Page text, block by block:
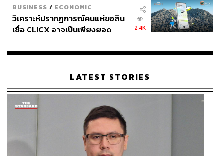
BUSINESS / ECONOMIC
วิเคราะห์ปรากฏการณ์คนแห่ขอสิน
เชื่อ CLICX อาจเป็นเพียงยอด
เรือนไทยที่ถูกซุกไว้
2.4K
LATEST STORIES